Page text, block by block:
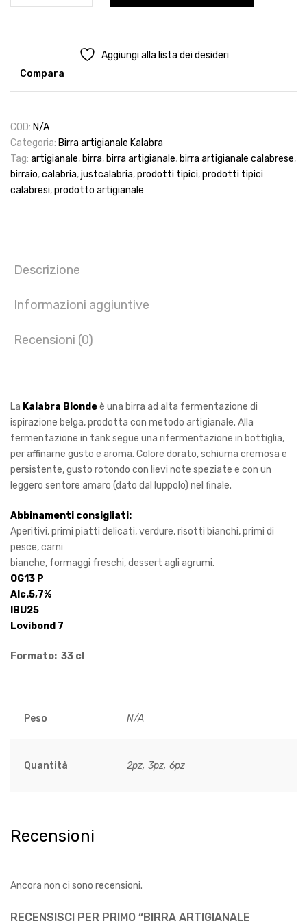
Aggiungi alla lista dei desideri
Compara
COD: N/A
Categoria: Birra artigianale Kalabra
Tag: artigianale, birra, birra artigianale, birra artigianale calabrese,
birraio,calabria,justcalabria,prodotti tipici,prodotti tipici
calabresi,prodotto artigianale
Descrizione
Informazioni aggiuntive
Recensioni (0)
La Kalabra Blondeè una birra ad alta fermentazione di
ispirazione belga, prodotta con metodo artigianale. Alla
fermentazione in tank segue una rifermentazione in bottiglia,
per affinarne gusto e aroma. Colore dorato, schiuma cremosa e
persistente, gusto rotondo con lievi note speziate e con un
leggero sentore amaro (dato dal luppolo) nel finale.
Abbinamenti consigliati:
Aperitivi, primi piatti delicati, verdure, risotti bianchi, primi di
pesce, carni
bianche, formaggi freschi, dessert agli agrumi.
OG13 P
Alc.5,7%
IBU25
Lovibond 7
Formato: 33 cl
Peso N/A
Quantità 2pz, 3pz, 6pz
Recensioni
Ancora non ci sono recensioni.
RECENSISCI PER PRIMO “BIRRA ARTIGIANALE